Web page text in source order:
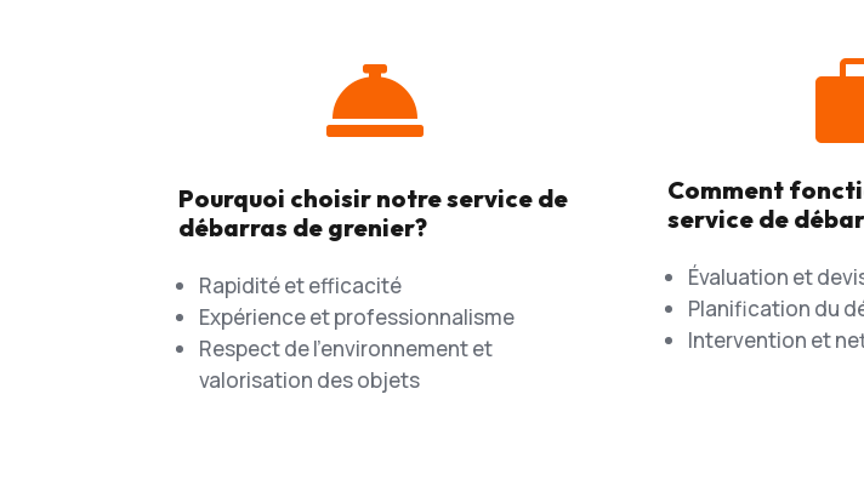

Pourquoi choisir notre service de
débarras de grenier?
Rapidité et efficacité
Expérience et professionnalisme
Respect de l’environnement et
valorisation des objets
Comment
service de
Évaluation et
Planification du
Intervention et